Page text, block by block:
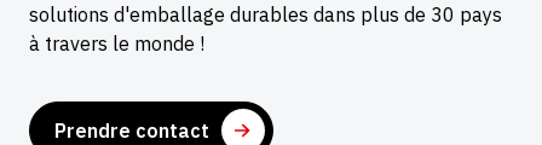
solutions d'emballage durables dans plus de 30 pays
à travers le monde !
Prendre contact